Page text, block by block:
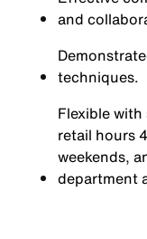
and
techniques.
Flexible
retail hours
weekends,
department